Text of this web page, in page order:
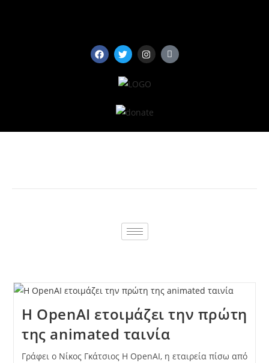
Η OpenAI ετοιμάζει την πρώτη
της animated ταινία
Γράφει ο Νίκος Γκάτσιος Η OpenAI, η εταιρεία πίσω από